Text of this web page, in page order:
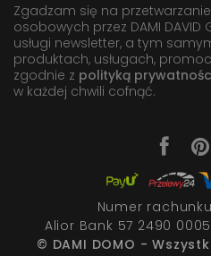
Zgadzam się na
osobowych przez DAMI DAVID
usługi newsletter, a tym
produktach, usługach,
zgodnie z polityką
w każdej chwili cofnąć.
Numer
Alior Bank 57 2490
© DAMI DOMO -